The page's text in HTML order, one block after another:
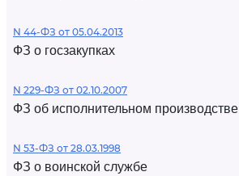
N 44-ФЗ от 05.04.2013
ФЗ о госзакупках
N 229-ФЗ от 02.10.2007
ФЗ об исполнительном производстве
N 53-ФЗ от 28.03.1998
ФЗ о воинской службе